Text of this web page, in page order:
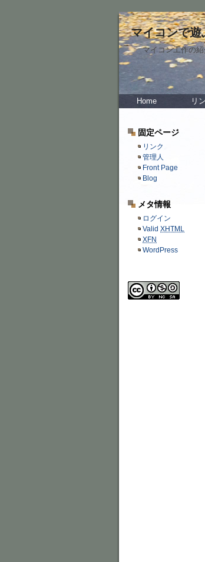
マイコンで遊
マイコン工作の
Home リ
固定ページ
リンク
管理人
Front Page
Blog
メタ情報
ログイン
Valid XHTML
XFN
WordPress